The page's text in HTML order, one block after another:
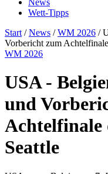
News
Wett-Tipps
Start /News /WM 2026 /
Vorbericht zum
WM 2026
USA -
und
Achtelfinale
Seattle